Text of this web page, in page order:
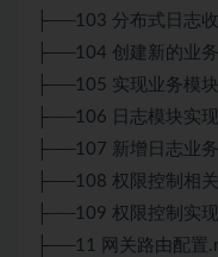
├──103 分布式日志
├──104 创建新的业
├──105 实现业务模
├──106 日志模块实
├──107 新增日志业
├──108 权限控制相
├──109 权限控制实
├──11 网关路由配置